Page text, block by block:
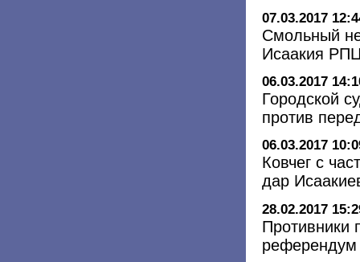
07.03.2017
Смольный
Исаакия
06.03.2017
Городской
против
06.03.2017
Ковчег с
дар
28.02.2017
Противники
референдум